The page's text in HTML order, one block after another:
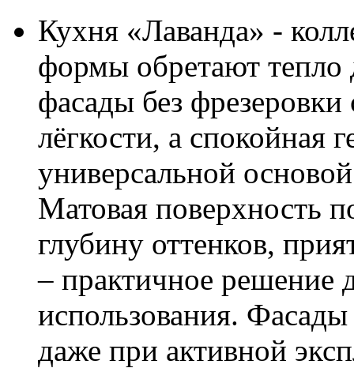
Кухня «Лаванда» -
формы обретают тепло
фасады без
лёгкости, а спокойная
универсальной
Матовая поверхность
глубину оттенков,
– практичное решение
использования.
даже при активной